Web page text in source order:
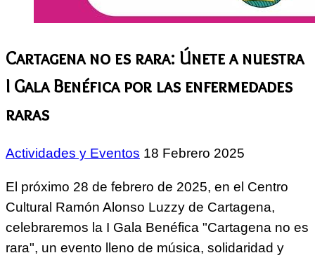
Cartagena no es rara: Únete a nuestra
I Gala Benéfica por las enfermedades
raras
Actividades y Eventos 18 Febrero 2025
El próximo 28 de febrero de 2025, en el Centro
Cultural Ramón Alonso Luzzy de Cartagena,
celebraremos la I Gala Benéfica "Cartagena no es
rara", un evento lleno de música, solidaridad y